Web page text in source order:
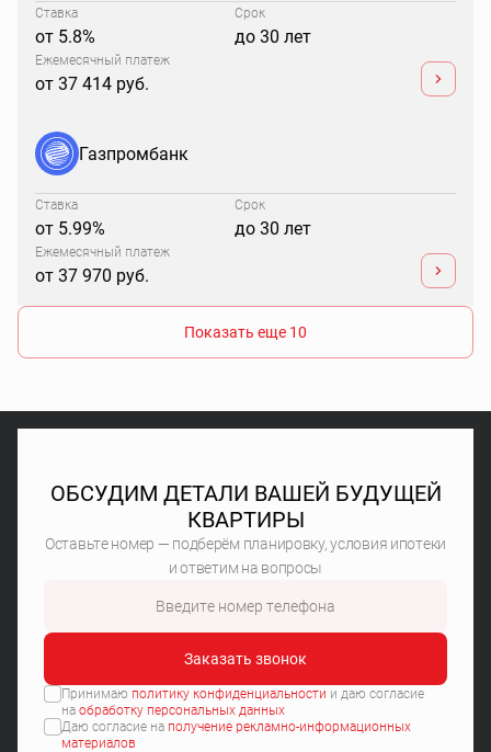
Ставка
от 5.8%
Срок
до 30 лет
Ежемесячный платеж
от 37 414 руб.
Газпромбанк
Ставка
от 5.99%
Срок
до 30 лет
Ежемесячный платеж
от 37 970 руб.
Показать еще 10
ОБСУДИМ ДЕТАЛИ ВАШЕЙ БУДУЩЕЙ
КВАРТИРЫ
Оставьте номер — подберём планировку, условия ипотеки
и ответим на вопросы
Заказать звонок
Принимаю политику конфиденциальности и даю согласие
наобработку персональных данных
Даю согласие на получение рекламно-информационных
материалов